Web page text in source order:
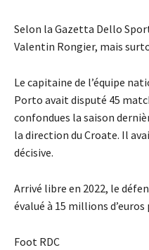
Selon la Gazetta Dello
Valentin Rongier, mais
Le capitaine de l’équipe
Porto avait disputé 45
confondues la saison
la direction du Croate. Il
décisive.
Arrivé libre en 2022, le
évalué à 15 millions
Foot RDC